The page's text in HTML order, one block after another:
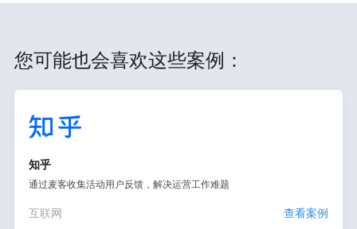
您可能也会喜欢这些案例：
知乎
通过麦客收集活动用户反馈，解决运营工作难题
互联网 查看案例